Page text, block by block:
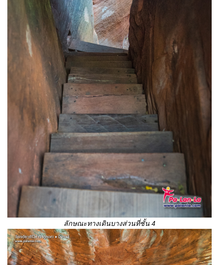
ลักษณะทางเดินบางส่วนที่ชั้น 4